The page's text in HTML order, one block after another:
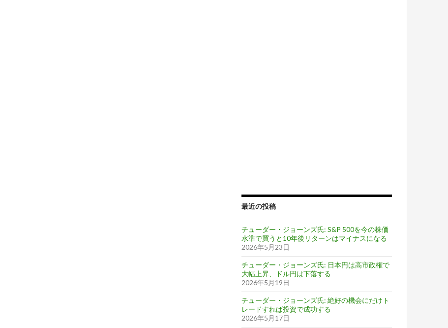
最近の投稿
チューダー・ジョーンズ氏: S&P 500を今の株価
水準で買うと10年後リターンはマイナスになる
2026年5月23日
チューダー・ジョーンズ氏: 日本円は高市政権で
大幅上昇、ドル円は下落する
2026年5月19日
チューダー・ジョーンズ氏: 絶好の機会にだけト
レードすれば投資で成功する
2026年5月17日